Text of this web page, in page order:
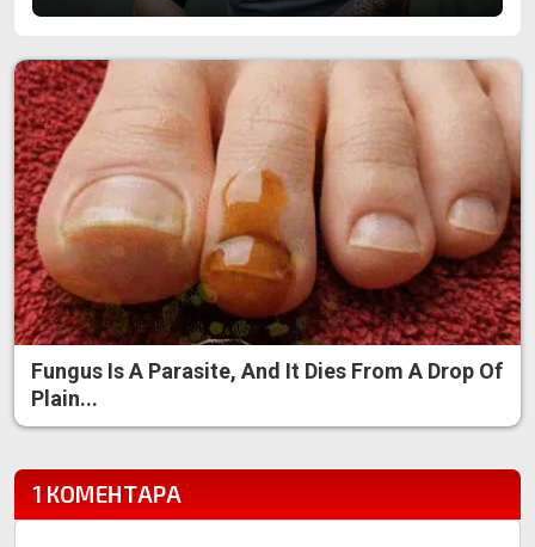
Fungus Is A Parasite, And It Dies From A Drop Of
Plain...
1 КОМЕНТАРА